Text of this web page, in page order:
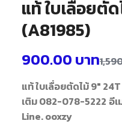
แท้ ใบเลื่อยตัด
(A81985)
900.00 บาท
แท้ ใบเลื่อยตัดไม้ 9"
เติม 082-078-5222 อี
Line. ooxzy